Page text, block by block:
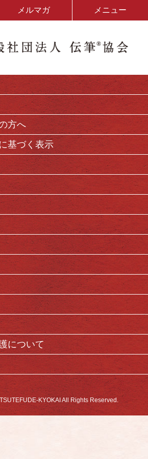
メルマガ メニュー
方へ
基づく表示
について
KYOKAI All Rights Reserved.